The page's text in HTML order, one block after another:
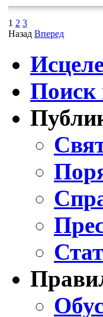
1 2 3
Назад Вперед
Поиск